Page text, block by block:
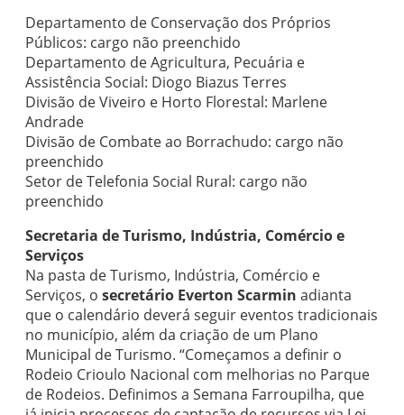
Departamento de Conservação dos Próprios
Públicos: cargo não preenchido
Departamento de Agricultura, Pecuária e
Assistência Social: Diogo Biazus Terres
Divisão de Viveiro e Horto Florestal: Marlene
Andrade
Divisão de Combate ao Borrachudo: cargo não
preenchido
Setor de Telefonia Social Rural: cargo não
preenchido
Secretaria de Turismo, Indústria, Comércio e
Serviços
Na pasta de Turismo, Indústria, Comércio e
Serviços, o secretário Everton Scarmin adianta
que o calendário deverá seguir eventos tradicionais
no município, além da criação de um Plano
Municipal de Turismo. “Começamos a definir o
Rodeio Crioulo Nacional com melhorias no Parque
de Rodeios. Definimos a Semana Farroupilha, que